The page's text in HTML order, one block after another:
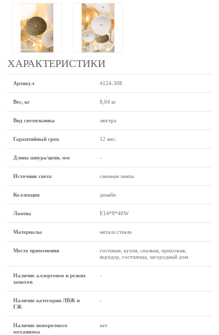
ХАРАКТЕРИСТИКИ
Артикул 4124-308
Вес, кг 8,04 кг
Вид светильника люстра
Гарантийный срок 12 мес.
Длина шнура/цепи, мм -
Источник света сменная лампа
Коллекция дизайн
Лампы Е14*8*40W
Материалы металл стекло
Место применения
гостиная, кухня, спальня, прихожая,
коридор, гостиница, загородный дом
Наличие аллергенов и резких
запахов
-
Наличие категории ЛВЖ и
ГЖ
-
Наличие поворотного
механизма
нет